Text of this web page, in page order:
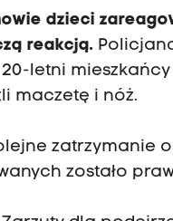
dzieci
reakcją.
letni
maczetę i nóż.
zatrzymanie
zostało